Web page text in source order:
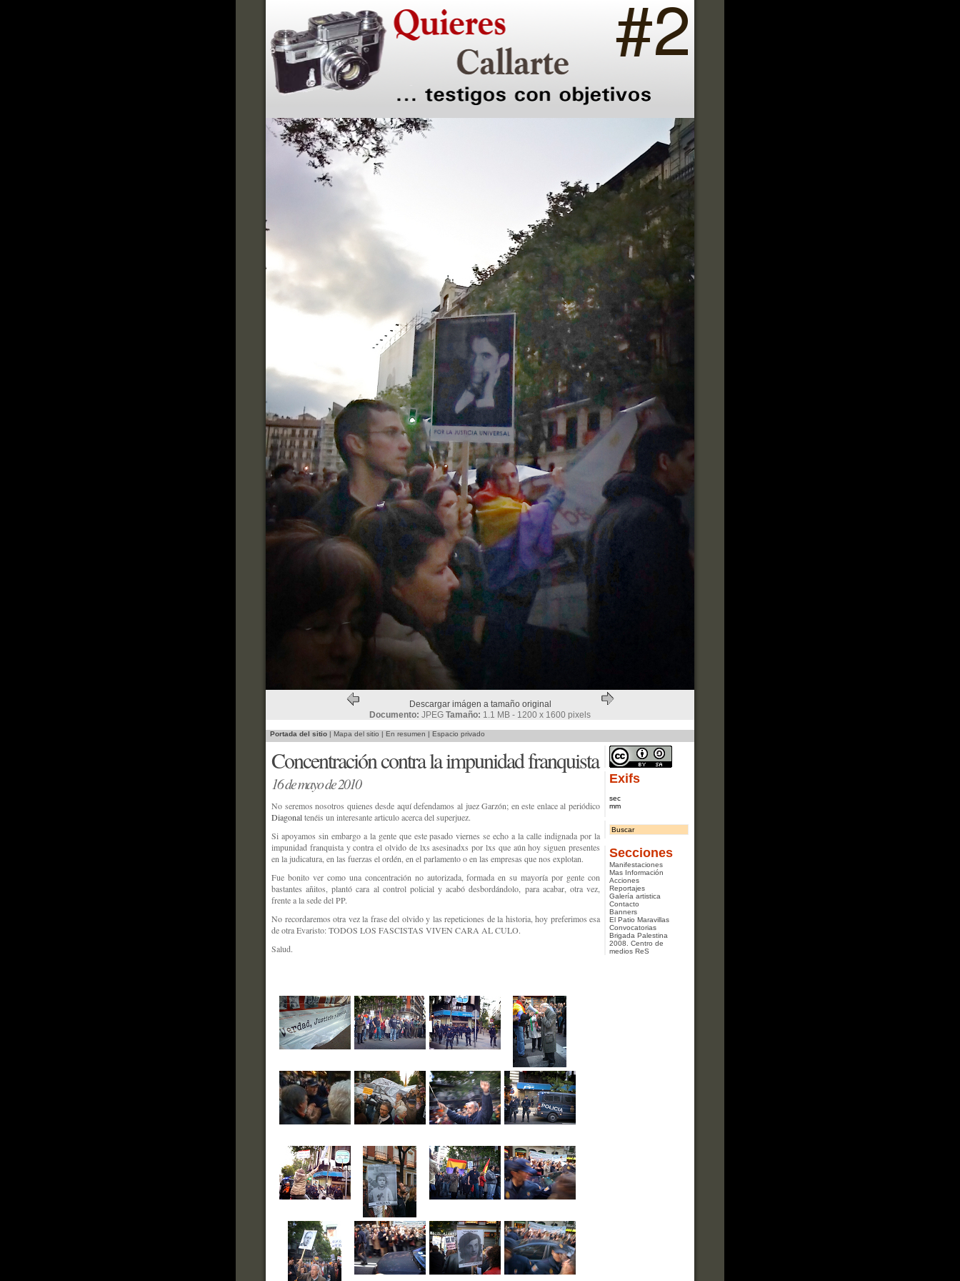
Descargar imágen a tamaño original
Documento: JPEG Tamaño: 1.1 MB - 1200 x 1600 pixels
Portada del sitio | Mapa del sitio | En resumen | Espacio privado
Concentración contra la impunidad franquista
16 de mayo de 2010
No seremos nosotros quienes desde aquí defendamos al juez Garzón; en este enlace al periódico
Diagonaltenéis un interesante articulo acerca del superjuez.
Si apoyamos sin embargo a la gente que este pasado viernes se echo a la calle indignada por la
impunidad franquista y contra el olvido de lxs asesinadxs por lxs que aún hoy siguen presentes
en la judicatura, en las fuerzas el ordén, en el parlamento o en las empresas que nos explotan.
Fue bonito ver como una concentración no autorizada, formada en su mayoría por gente con
bastantes añitos, plantó cara al control policial y acabó desbordándolo, para acabar, otra vez,
frente a la sede del PP.
No recordaremos otra vez la frase del olvido y las repeticiones de la historia, hoy preferimos esa
de otra Evaristo: TODOS LOS FASCISTAS VIVEN CARA AL CULO.
Salud.
Exifs
sec
mm
Secciones
Manifestaciones
Mas Información
Acciones
Reportajes
Galería artistica
Contacto
Banners
El Patio Maravillas
Convocatorias
Brigada Palestina
2008. Centro de
medios ReS